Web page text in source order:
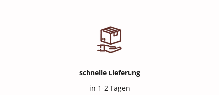
schnelle Lieferung
in 1-2 Tagen